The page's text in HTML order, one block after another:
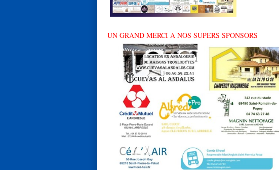
UN GRAND MERCI A NOS SUPERS SPONSORS